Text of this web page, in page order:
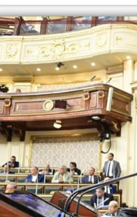
الكاتبة إلهام شرشر تهنئ الرئيس
السيسي بعيد ميلاده وتُشيد بجهوده
في بناء الدولة